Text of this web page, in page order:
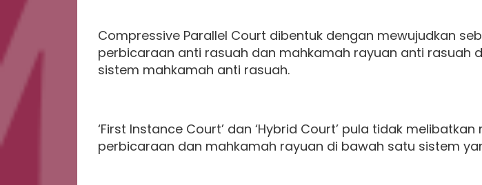
Compressive Parallel Court dibentuk dengan mewujudkan
perbicaraan anti rasuah dan mahkamah rayuan anti rasuah
sistem mahkamah anti rasuah.
‘First Instance Court’ dan ‘Hybrid Court’ pula tidak
perbicaraan dan mahkamah rayuan di bawah satu sistem